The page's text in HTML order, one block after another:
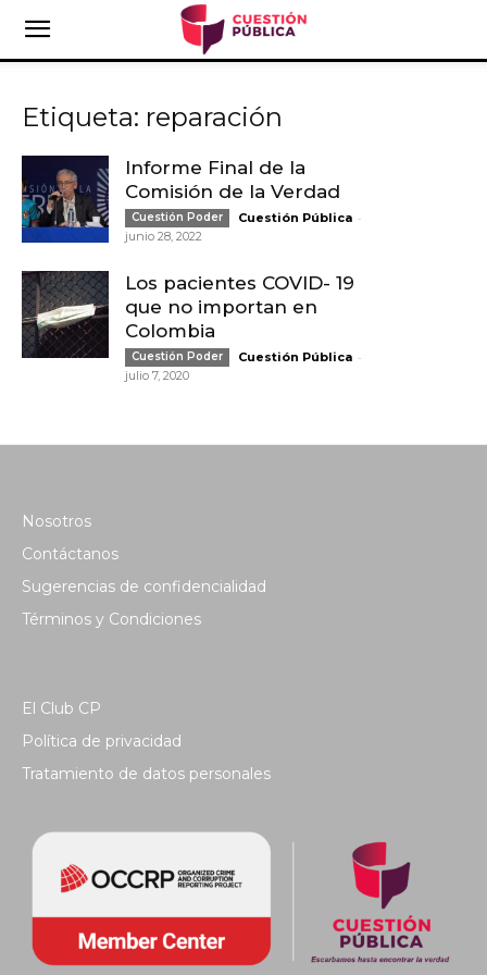
Etiqueta: reparación
Informe Final de la
Comisión de la Verdad
Cuestión Poder Cuestión Pública -
junio 28, 2022
Los pacientes COVID- 19
que no importan en
Colombia
Cuestión Poder Cuestión Pública -
julio 7, 2020
Nosotros
Contáctanos
Sugerencias de confidencialidad
Términos y Condiciones
El Club CP
Política de privacidad
Tratamiento de datos personales